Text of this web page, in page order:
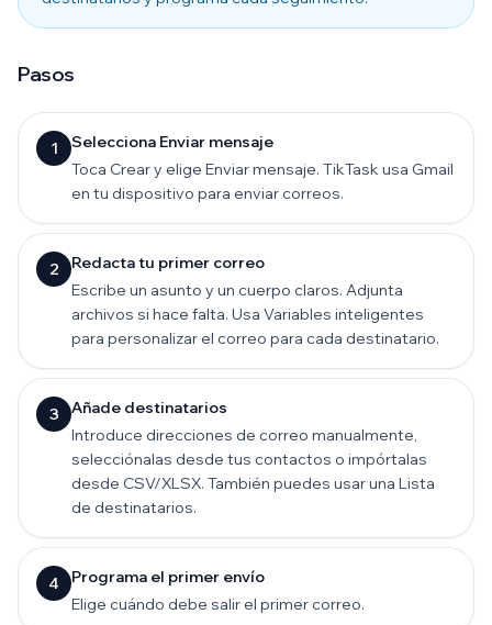
Pasos
1
Selecciona Enviar mensaje
Toca Crear y elige Enviar mensaje. TikTask usa Gmail
en tu dispositivo para enviar correos.
2
Redacta tu primer correo
Escribe un asunto y un cuerpo claros. Adjunta
archivos si hace falta. Usa Variables inteligentes
para personalizar el correo para cada destinatario.
3
Añade destinatarios
Introduce direcciones de correo manualmente,
selecciónalas desde tus contactos o impórtalas
desde CSV/XLSX. También puedes usar una Lista
de destinatarios.
4
Programa el primer envío
Elige cuándo debe salir el primer correo.